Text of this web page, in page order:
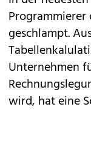
geschlampt.
Unternehmen
wird, hat eine